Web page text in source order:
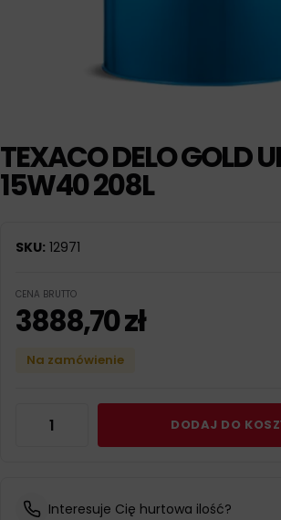
TEXACO DELO GOLD
15W40 208L
SKU: 12971
CENA BRUTTO
3888,70zł
Na zamówienie
DODAJ DO
Interesuje Cię hurtowa ilość?